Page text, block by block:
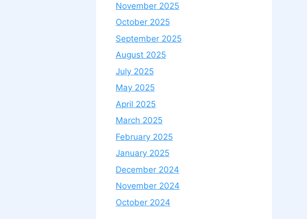
November 2025
October 2025
September 2025
August 2025
July 2025
May 2025
April 2025
March 2025
February 2025
January 2025
December 2024
November 2024
October 2024